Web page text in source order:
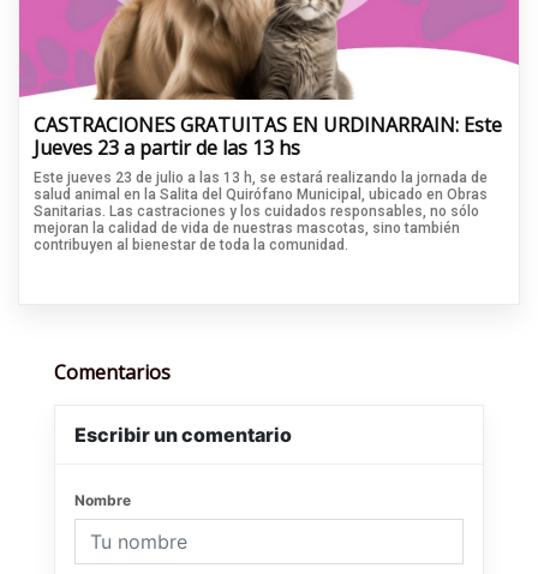
CASTRACIONES GRATUITAS EN URDINARRAIN: Este
Jueves 23 a partir de las 13 hs
Este jueves 23 de julio a las 13 h, se estará realizando la jornada de
salud animal en la Salita del Quirófano Municipal, ubicado en Obras
Sanitarias. Las castraciones y los cuidados responsables, no sólo
mejoran la calidad de vida de nuestras mascotas, sino también
contribuyen al bienestar de toda la comunidad.
Comentarios
Escribir un comentario
Nombre